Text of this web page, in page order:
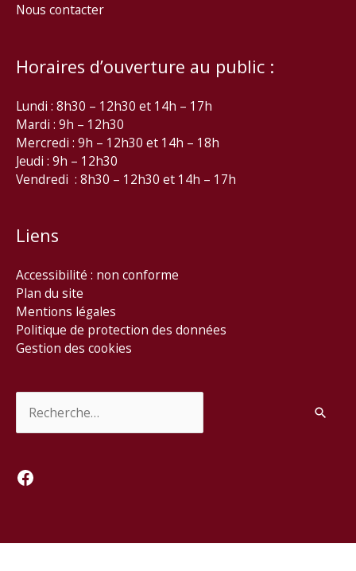
Nous contacter
Horaires d’ouverture au public :
Lundi : 8h30 – 12h30 et 14h – 17h
Mardi : 9h – 12h30
Mercredi : 9h – 12h30 et 14h – 18h
Jeudi : 9h – 12h30
Vendredi : 8h30 – 12h30 et 14h – 17h
Liens
Accessibilité : non conforme
Plan du site
Mentions légales
Politique de protection des données
Gestion des cookies
Facebook